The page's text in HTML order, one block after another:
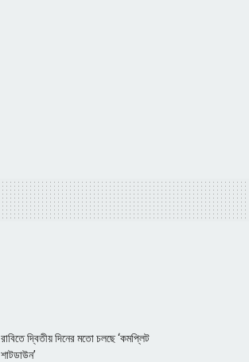
রাবিতে দ্বিতীয় দিনের মতো চলছে ‘কমপ্লিট
শাটডাউন’